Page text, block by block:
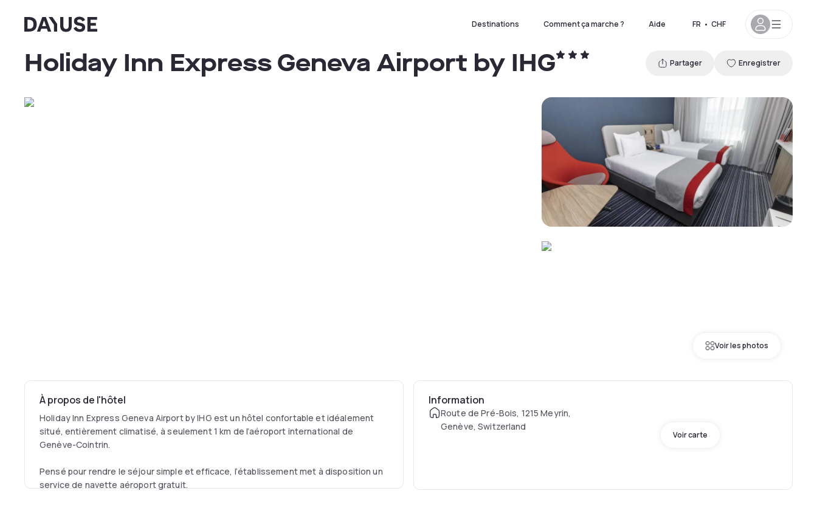
Dayuse Destinations Comment ça marche ? Aide FR • CHF
Voir les photos
Holiday Inn Express Geneva Airport by IHG Partager Enregistrer
À propos de l'hôtel
Holiday Inn Express Geneva Airport by IHG est un hôtel confortable et idéalement
situé, entièrement climatisé, à seulement 1 km de l’aéroport international de
Genève-Cointrin.
Pensé pour rendre le séjour simple et efficace, l’établissement met à disposition un
service de navette aéroport gratuit.
Information
Route de Pré-Bois, 1215 Meyrin,
Genève, Switzerland
Voir carte